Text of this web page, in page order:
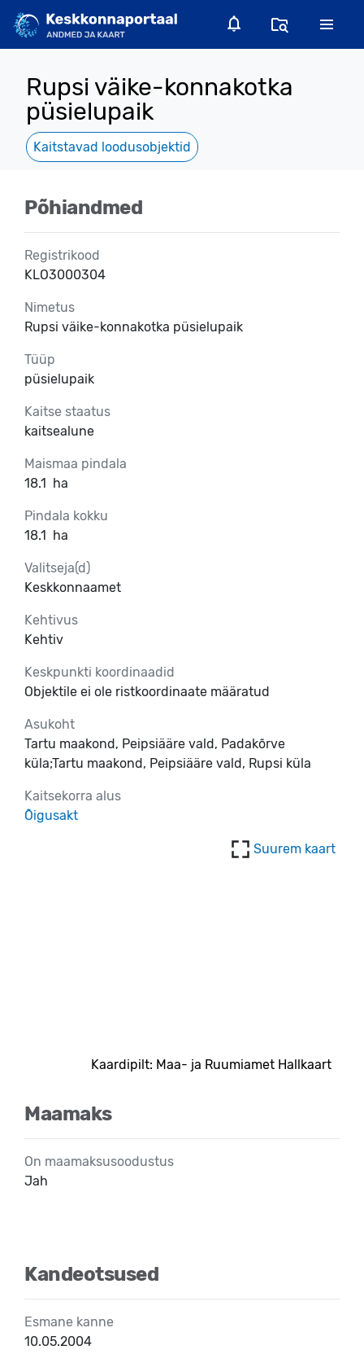
Rupsi väike-konnakotka
püsielupaik
Kaitstavad loodusobjektid
Põhiandmed
Registrikood
KLO3000304
Nimetus
Rupsi väike-konnakotka püsielupaik
Tüüp
püsielupaik
Kaitse staatus
kaitsealune
Maismaa pindala
18.1 ha
Pindala kokku
18.1 ha
Valitseja(d)
Keskkonnaamet
Kehtivus
Kehtiv
Keskpunkti koordinaadid
Objektile ei ole ristkoordinaate määratud
Asukoht
Tartu maakond, Peipsiääre vald, Padakõrve
küla;Tartu maakond, Peipsiääre vald, Rupsi küla
Kaitsekorra alus
Õigusakt
Suurem kaart
Kaardipilt: Maa- ja Ruumiamet Hallkaart
Maamaks
On maamaksusoodustus
Jah
Kandeotsused
Esmane kanne
10.05.2004